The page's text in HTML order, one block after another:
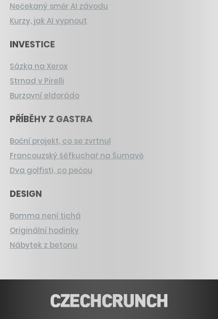
Nečekaný směr AI závodu
Kurzy, jak AI vypnout
INVESTICE
Sázka na Xerox
Strnad v Pirelli
Burzovní eldorádo
PŘÍBĚHY Z GASTRA
Boční projekt, co se zvrtnul
Francouzský šéfkuchař na Šumavě
Dva golfisti, co pečou
DESIGN
Bomma není tichá
Originální hodinky
Nábytek z betonu